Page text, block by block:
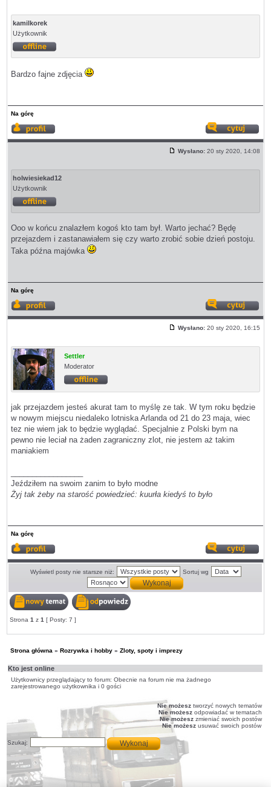
kamilkorek
Użytkownik
Bardzo fajne zdjęcia
Na górę
Wyświetl
profil
z
Wysłano:20 sty 2020, 14:08
holwiesiekad12
Użytkownik
Ooo w końcu znalazłem kogoś kto tam był. Warto jechać? Będę
przejazdem i zastanawiałem się czy warto zrobić sobie dzień postoju.
Taka późna majówka
Na górę
profil
z
Wysłano:20 sty 2020, 16:15
Settler
Moderator
jak przejazdem jesteś akurat tam to myślę ze tak. W tym roku będzie
w nowym miejscu niedaleko lotniska Arlanda od 21 do 23 maja, wiec
tez nie wiem jak to będzie wyglądać. Specjalnie z Polski bym na
pewno nie leciał na żaden zagraniczny zlot, nie jestem aż takim
maniakiem
Jeździłem na swoim zanim to było modne
Żyj tak żeby na starość powiedzieć: kuurła kiedyś to było
Na górę
Wyświetl
profil
z
Wyświetl posty nie starsze niż: Sortuj wg
temat
Strona1 z1 [ Posty: 7 ]
Strona główna »Rozrywka i hobby »Zloty, spoty i imprezy
Kto jest online
Użytkownicy przeglądający to forum: Obecnie na forum nie ma żadnego
zarejestrowanego użytkownika i 0 gości
Nie możesz tworzyć nowych tematów
Nie możesz odpowiadać w tematach
Nie możesz zmieniać swoich postów
Nie możesz usuwać swoich postów
Szukaj: